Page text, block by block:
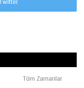
Tüm Zamanlar